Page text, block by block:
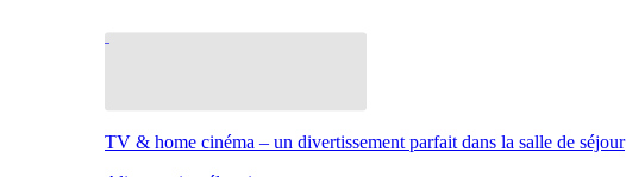
TV & home cinéma – un divertissement parfait dans la salle de séjour